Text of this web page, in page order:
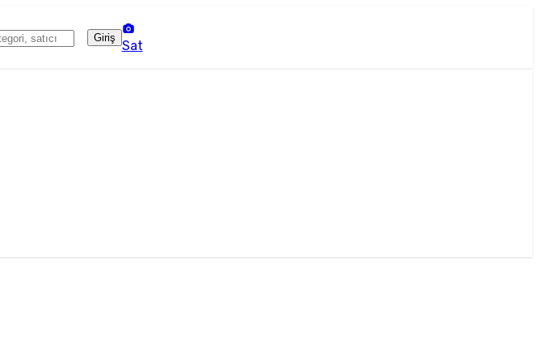
Giriş
Sat